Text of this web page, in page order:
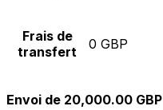
Frais de
transfert
0 GBP
Envoi de 20,000.00 GBP